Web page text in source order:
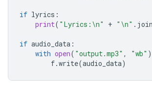
if lyrics :
print( "Lyrics: \n" + " \n" . join
if audio_data :
with open( "output.mp3" , "wb" )
f.write(audio_data)